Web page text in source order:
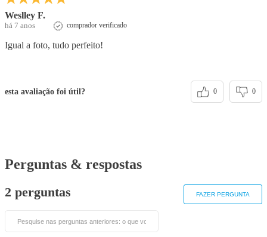
Weslley F.
há 7 anos comprador verificado
Igual a foto, tudo perfeito!
esta avaliação foi útil? 0 0
Perguntas & respostas
2 perguntas FAZER PERGUNTA